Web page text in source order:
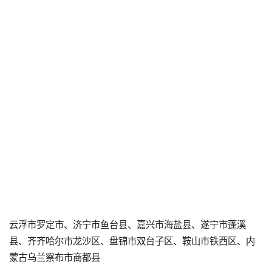
云浮市罗定市、济宁市鱼台县、嘉兴市海盐县、遂宁市蓬溪
县、齐齐哈尔市龙沙区、盘锦市双台子区、鞍山市铁西区、内
蒙古乌兰察布市商都县